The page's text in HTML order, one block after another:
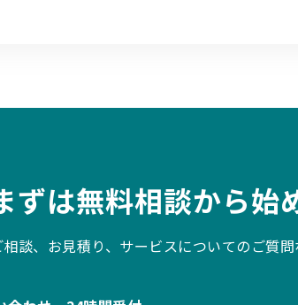
ずは無料相談から始
談、お見積り、サービスについてのご質